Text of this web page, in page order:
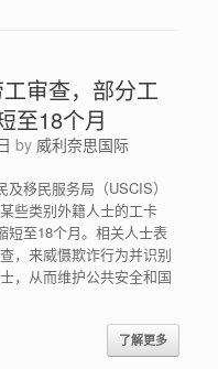
审查，部分工
至18个月
by 威利奈思国际
移民服务局（USCIS）
些类别外籍人士的工卡
短至18个月。相关人士表
，来威慑欺诈行为并识别
，从而维护公共安全和国
了解更多